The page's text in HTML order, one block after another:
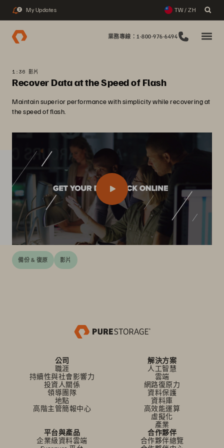
2 My Updates TW / ZH
業務專線：1-800-976-6494
1:36 影片
Recover Data at the Speed of Flash
Maintain superior performance with simplicity while recovering at
the speed of flash.
備份 & 復原 影片
公司
職涯
持續性與社會影響力
投資人關係
領導團隊
地點
高階主管簡報中心
解決方案
人工智慧
雲端
網路復原力
資料保護
資料庫
高效能運算
虛擬化
產業
平台與產品
企業級資料雲端
合作夥伴
合作夥伴總覽